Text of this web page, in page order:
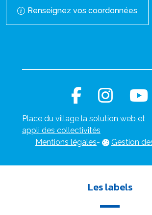
Renseignez vos coordonnées
Place du village la solution web et
appli des collectivités
Mentions légales- Gestion
Les labels